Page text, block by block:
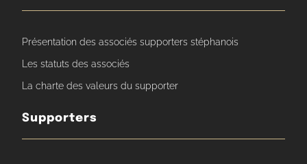
Présentation des associés supporters stéphanois
Les statuts des associés
La charte des valeurs du supporter
Supporters